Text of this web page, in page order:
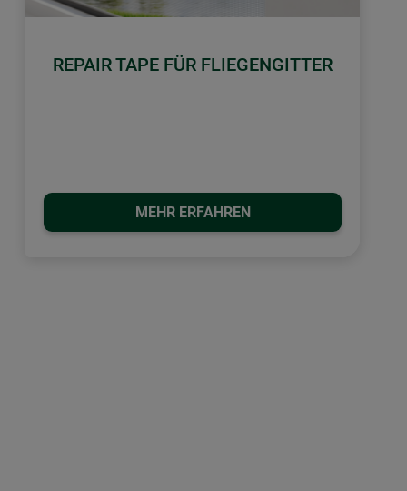
REPAIR TAPE FÜR FLIEGENGITTER
MEHR ERFAHREN